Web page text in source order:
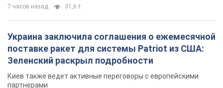
7 часов назад 31,6 т.
Украина заключила соглашения о ежемесячной
поставке ракет для системы Patriot из США:
Зеленский раскрыл подробности
Киев также ведет активные переговоры с европейскими
партнерами